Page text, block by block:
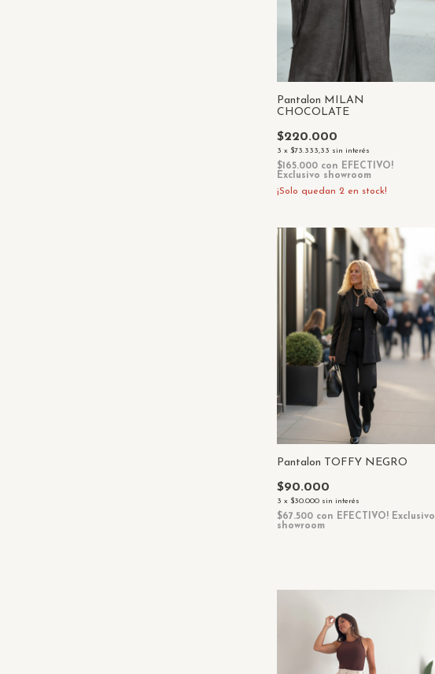
Pantalon MILAN
CHOCOLATE
$220.000
3 x $73.333,33 sin interés
$165.000 con EFECTIVO!
Exclusivo showroom
¡Solo quedan 2 en stock!
Pantalon TOFFY NEGRO
$90.000
3 x $30.000 sin interés
$67.500 con EFECTIVO! Exclusivo
showroom